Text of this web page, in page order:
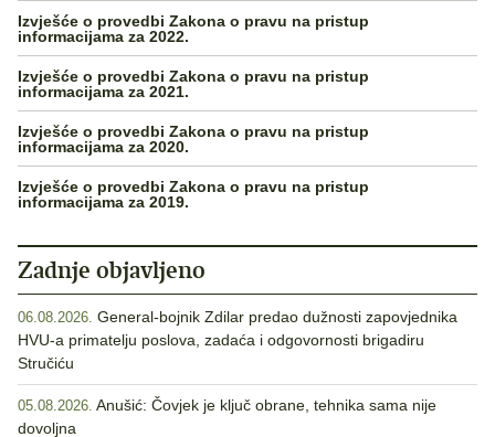
Izvješće o provedbi Zakona o pravu na pristup
informacijama za 2022.
Izvješće o provedbi Zakona o pravu na pristup
informacijama za 2021.
Izvješće o provedbi Zakona o pravu na pristup
informacijama za 2020.
Izvješće o provedbi Zakona o pravu na pristup
informacijama za 2019.
Zadnje objavljeno
06.08.2026. General-bojnik Zdilar predao dužnosti zapovjednika
HVU-a primatelju poslova, zadaća i odgovornosti brigadiru
Stručiću
05.08.2026. Anušić: Čovjek je ključ obrane, tehnika sama nije
dovoljna